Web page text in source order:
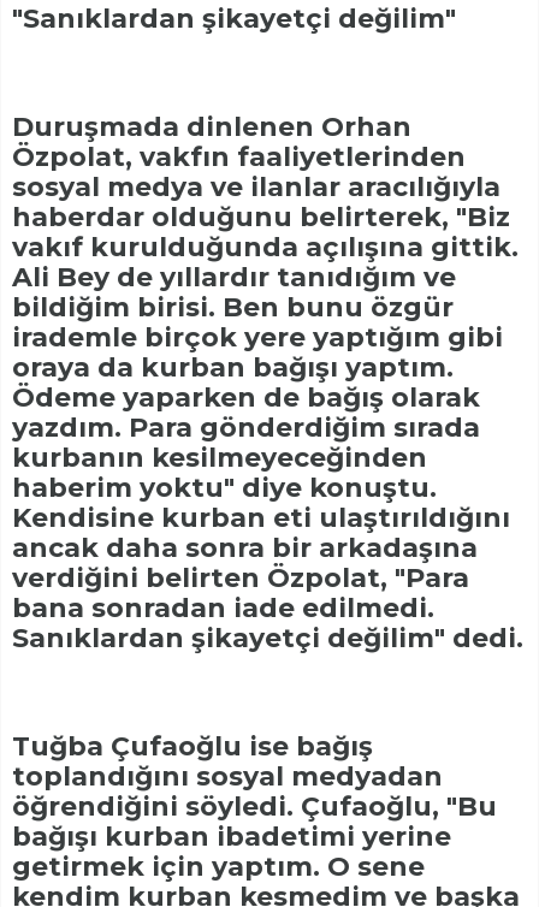
"Sanıklardan şikayetçi değilim"
Duruşmada dinlenen Orhan
Özpolat, vakfın faaliyetlerinden
sosyal medya ve ilanlar aracılığıyla
haberdar olduğunu belirterek, "Biz
vakıf kurulduğunda açılışına gittik.
Ali Bey de yıllardır tanıdığım ve
bildiğim birisi. Ben bunu özgür
irademle birçok yere yaptığım gibi
oraya da kurban bağışı yaptım.
Ödeme yaparken de bağış olarak
yazdım. Para gönderdiğim sırada
kurbanın kesilmeyeceğinden
haberim yoktu" diye konuştu.
Kendisine kurban eti ulaştırıldığını
ancak daha sonra bir arkadaşına
verdiğini belirten Özpolat, "Para
bana sonradan iade edilmedi.
Sanıklardan şikayetçi değilim" dedi.
Tuğba Çufaoğlu ise bağış
toplandığını sosyal medyadan
öğrendiğini söyledi. Çufaoğlu, "Bu
bağışı kurban ibadetimi yerine
getirmek için yaptım. O sene
kendim kurban kesmedim ve başka